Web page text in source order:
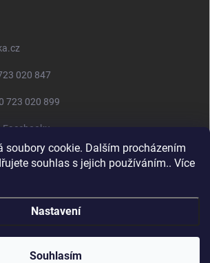
soubory cookie. Dalším procházením
souhlas s jejich používáním.. Více
Nastavení
Souhlasím
020 847
723 020 899
Facebooku
Botonozka.cz . Všechna práva vyhrazena.